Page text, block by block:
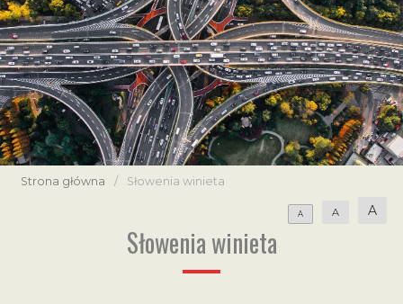
Strona główna / Słowenia winieta
A A A
Słowenia winieta